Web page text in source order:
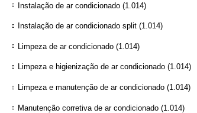
Instalação de ar condicionado (1.014)
Instalação de ar condicionado split (1.014)
Limpeza de ar condicionado (1.014)
Limpeza e higienização de ar condicionado (1.014)
Limpeza e manutenção de ar condicionado (1.014)
Manutenção corretiva de ar condicionado (1.014)